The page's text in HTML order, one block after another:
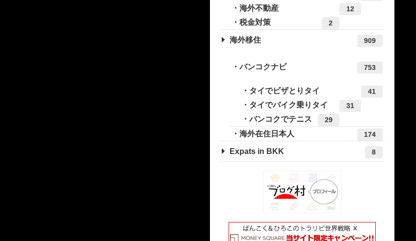
海外不動産 12
税金対策 2
海外移住 909
バンコクナビ 753
タイでビザとりタイ 41
タイでバイク乗りタイ 31
バンコクでテニス 29
海外在住日本人 174
Expats in BKK 8